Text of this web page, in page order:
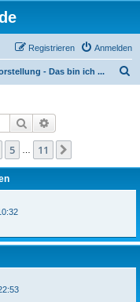
Anmelden
Registrieren
- Das bin ich ...
Suche
5 11